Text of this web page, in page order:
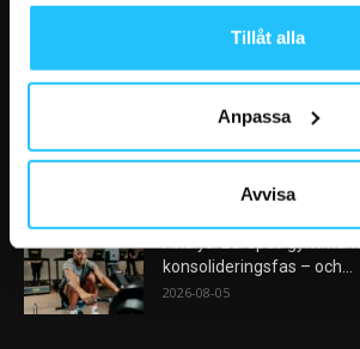
Tillåt alla
Anpassa
Avvisa
Nike satsar på
nästa stora kategori
AI kommer aldrig kunna
efter träningspasset
konsolideringsfas – och...
2026-08-05